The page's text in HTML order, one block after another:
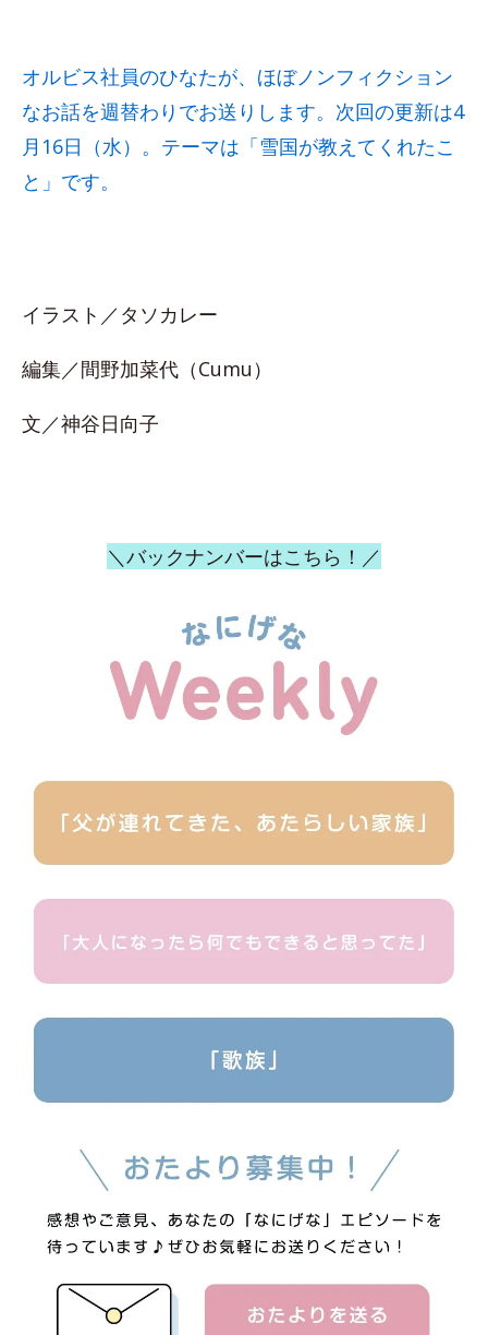
オルビス社員のひなたが、ほぼノンフィクション
なお話を週替わりでお送りします。次回の更新は4
月16日（水）。テーマは「雪国が教えてくれたこ
と」です。
イラスト／タソカレー
編集／間野加菜代（Cumu）
文／神谷日向子
＼バックナンバーはこちら！／